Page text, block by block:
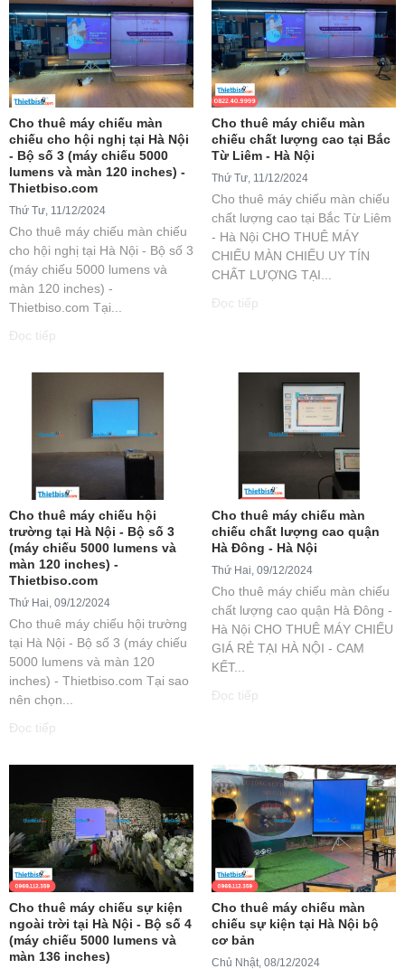
Cho thuê máy chiếu màn
chiếu cho hội nghị tại Hà Nội
- Bộ số 3 (máy chiếu 5000
lumens và màn 120 inches) -
Thietbiso.com
Thứ Tư, 11/12/2024
Cho thuê máy chiếu màn chiếu
cho hội nghị tại Hà Nội - Bộ số 3
(máy chiếu 5000 lumens và
màn 120 inches) -
Thietbiso.com Tại...
Đọc tiếp
Cho thuê máy chiếu màn
chiếu chất lượng cao tại Bắc
Từ Liêm - Hà Nội
Thứ Tư, 11/12/2024
Cho thuê máy chiếu màn chiếu
chất lượng cao tại Bắc Từ Liêm
- Hà Nội CHO THUÊ MÁY
CHIẾU MÀN CHIẾU UY TÍN
CHẤT LƯỢNG TẠI...
Đọc tiếp
Cho thuê máy chiếu hội
trường tại Hà Nội - Bộ số 3
(máy chiếu 5000 lumens và
màn 120 inches) -
Thietbiso.com
Thứ Hai, 09/12/2024
Cho thuê máy chiếu hội trường
tại Hà Nội - Bộ số 3 (máy chiếu
5000 lumens và màn 120
inches) - Thietbiso.com Tại sao
nên chọn...
Đọc tiếp
Cho thuê máy chiếu màn
chiếu chất lượng cao quận
Hà Đông - Hà Nội
Thứ Hai, 09/12/2024
Cho thuê máy chiếu màn chiếu
chất lượng cao quận Hà Đông -
Hà Nội CHO THUÊ MÁY CHIẾU
GIÁ RẺ TẠI HÀ NỘI - CAM
KẾT...
Đọc tiếp
Cho thuê máy chiếu sự kiện
ngoài trời tại Hà Nội - Bộ số 4
(máy chiếu 5000 lumens và
màn 136 inches)
Cho thuê máy chiếu màn
chiếu sự kiện tại Hà Nội bộ
cơ bản
Chủ Nhật, 08/12/2024